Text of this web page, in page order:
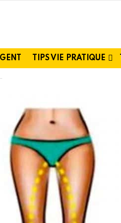
TIPS VIE PRATIQUE